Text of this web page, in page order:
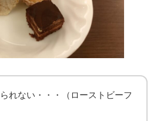
れない・・・（ローストビーフ